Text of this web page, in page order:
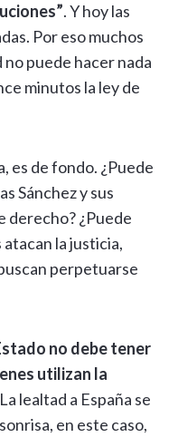
. Y hoy las
Por eso muchos
puede hacer nada
minutos la ley de
es de fondo. ¿Puede
Sánchez y sus
derecho? ¿Puede
la justicia,
perpetuarse
no debe tener
utilizan la
La lealtad a España se
en este caso,